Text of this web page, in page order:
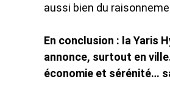
aussi bien du
En conclusion : la Yaris
annonce, surtout en
économie et sérénité…